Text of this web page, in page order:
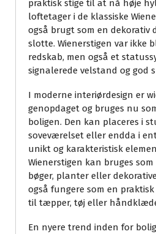
praktisk stige til at nå høje
loftetager i de klassiske
også brugt som en dekorativ
slotte. Wienerstigen var ikke
redskab, men også et
signalerede velstand og god
I moderne interiørdesign er
genopdaget og bruges nu
boligen. Den kan placeres i
soveværelset eller endda i
unikt og karakteristisk
Wienerstigen kan bruges
bøger, planter eller
også fungere som en
til tæpper, tøj eller
En nyere trend inden for